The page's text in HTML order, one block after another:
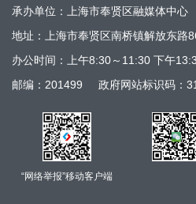
承办单位：上海市奉贤区融媒体中心
地址：上海市奉贤区南桥镇解放东路
办公时间：上午8:30～11:30 下午
邮编：201499
政府网站标识码：
“网络举报”移动客户端